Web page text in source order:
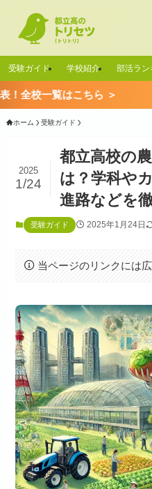
受験ガイド 学校紹介 部活ラン
こちら ＞
ホーム 受験ガイド
都立高校の
は？学科や
進路などを
2025
1/24
受験ガイド 2025年1月24日
当ページのリンクには